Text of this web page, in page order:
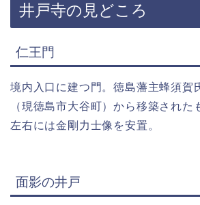
井戸寺の見どころ
仁王門
境内入口に建つ門。徳島藩主蜂須賀
（現徳島市大谷町）から移築された
左右には金剛力士像を安置。
面影の井戸